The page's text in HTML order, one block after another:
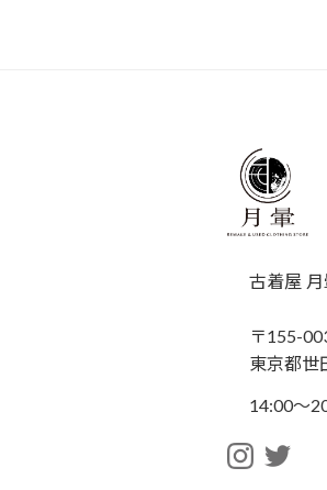
古着屋
〒155-
東京都世
14:00〜